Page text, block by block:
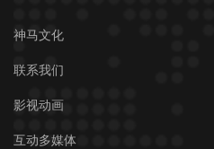
神马文化
联系我们
影视动画
互动多媒体